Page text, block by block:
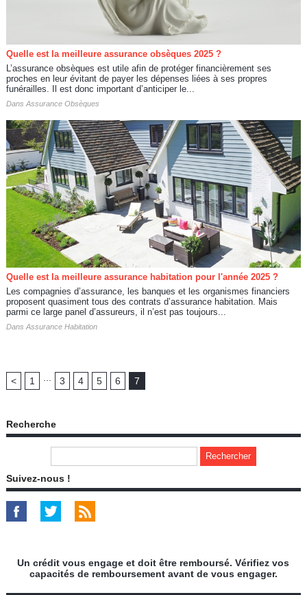
Quelle est la meilleure assurance obsèques 2025 ?
L’assurance obsèques est utile afin de protéger financièrement ses
proches en leur évitant de payer les dépenses liées à ses propres
funérailles. Il est donc important d’anticiper le...
Dans Assurance Obsèques
Quelle est la meilleure assurance habitation pour l'année 2025 ?
Les compagnies d’assurance, les banques et les organismes financiers
proposent quasiment tous des contrats d’assurance habitation. Mais
parmi ce large panel d’assureurs, il n’est pas toujours...
Dans Assurance Habitation
< 1 ... 3 4 5 6 7
Recherche
Suivez-nous !
Un crédit vous engage et doit être remboursé. Vérifiez vos
capacités de remboursement avant de vous engager.